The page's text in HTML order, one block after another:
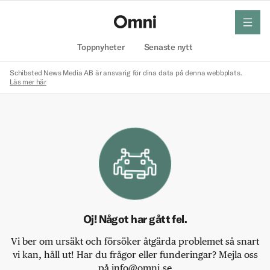
Toppnyheter Senaste nytt
meny
Schibsted News Media AB är ansvarig för dina data på denna webbplats.
Läs mer här
Oj! Något har gått fel.
Vi ber om ursäkt och försöker åtgärda problemet så snart
vi kan, håll ut! Har du frågor eller funderingar? Mejla oss